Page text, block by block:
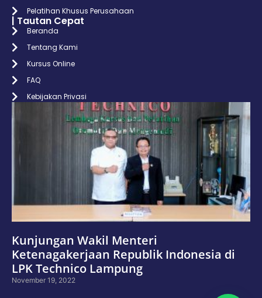
Pelatihan Khusus Perusahaan
| Tautan Cepat
Beranda
Tentang Kami
Kursus Online
FAQ
Kebijakan Privasi
Kunjungan Wakil Menteri
Ketenagakerjaan Republik Indonesia di
LPK Technico Lampung
November 19, 2022